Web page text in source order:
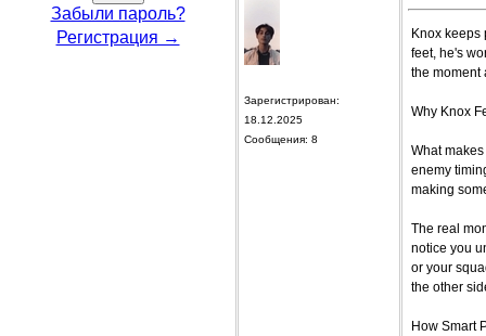
Забыли пароль?
Регистрация →
Зарегистрирован:
18.12.2025
Сообщения: 8
Knox
feet, he's
the moment
Why Knox
What
enemy
making
The real
notice you
or your
the other
How Smart